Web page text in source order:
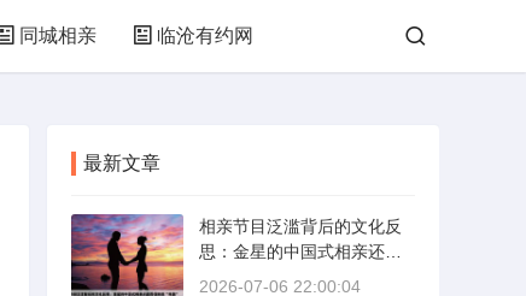
同城相亲 临沧有约网
最新文章
相亲节目泛滥背后的文化反
思：金星的中国式相亲还能
否保持其“完美”
2026-07-06 22:00:04